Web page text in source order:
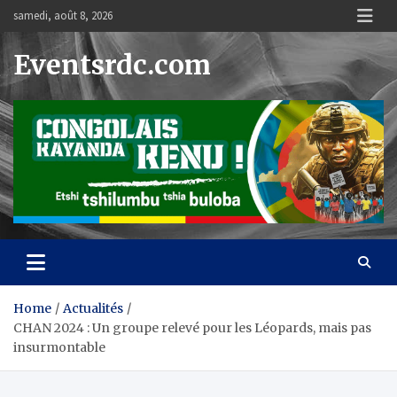
content
samedi, août 8, 2026
Eventsrdc.com
Home
Actualités
CHAN 2024 : Un groupe relevé pour les Léopards, mais pas
insurmontable